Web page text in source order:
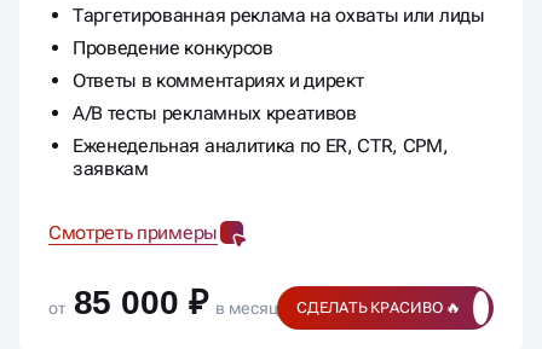
Таргетированная реклама на охваты или лиды
Проведение конкурсов
Ответы в комментариях и директ
A/B тесты рекламных креативов
Еженедельная аналитика по ER, CTR, CPM,
заявкам
Смотреть примеры
от 85 000 ₽ в месяц СДЕЛАТЬ КРАСИВО 🔥